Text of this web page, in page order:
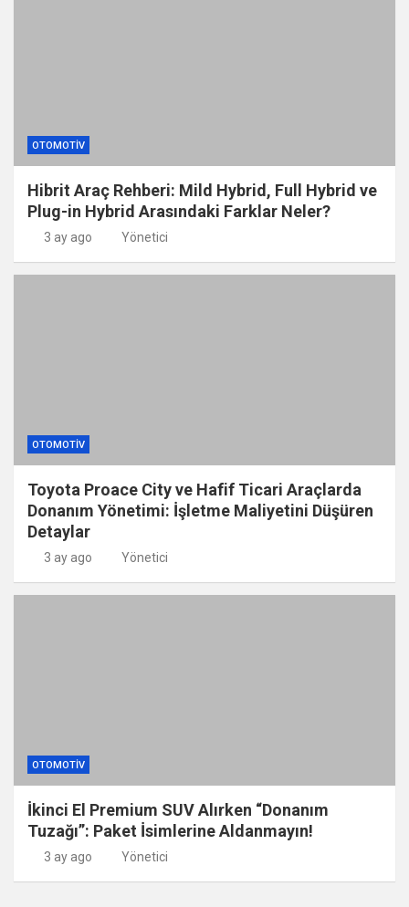
OTOMOTIV
Hibrit Araç Rehberi: Mild Hybrid, Full Hybrid ve
Plug-in Hybrid Arasındaki Farklar Neler?
3 ay ago Yönetici
OTOMOTIV
Toyota Proace City ve Hafif Ticari Araçlarda
Donanım Yönetimi: İşletme Maliyetini Düşüren
Detaylar
3 ay ago Yönetici
OTOMOTIV
İkinci El Premium SUV Alırken “Donanım
Tuzağı”: Paket İsimlerine Aldanmayın!
3 ay ago Yönetici